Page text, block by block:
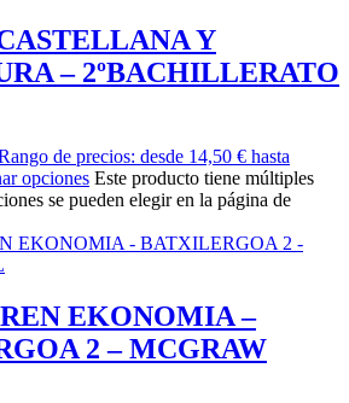
Y
– 2ºBACHILLERATO
de precios: desde 14,50 € hasta
opciones Este producto tiene múltiples
se pueden elegir en la página de
EKONOMIA –
2 – MCGRAW